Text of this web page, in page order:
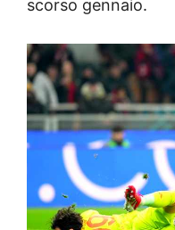
scorso gennaio.